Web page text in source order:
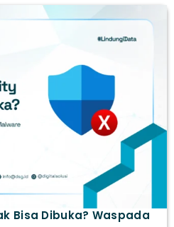
Bisa Dibuka? Waspada